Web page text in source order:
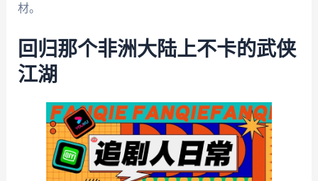
材。
回归那个非洲大陆上不卡的武侠
江湖